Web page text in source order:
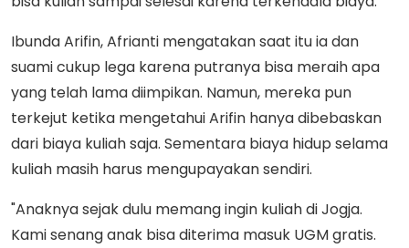
Ibunda Arifin, Afrianti mengatakan saat itu ia dan
suami cukup lega karena putranya bisa meraih apa
yang telah lama diimpikan. Namun, mereka pun
terkejut ketika mengetahui Arifin hanya dibebaskan
dari biaya kuliah saja. Sementara biaya hidup selama
kuliah masih harus mengupayakan sendiri.
"Anaknya sejak dulu memang ingin kuliah di Jogja.
Kami senang anak bisa diterima masuk UGM gratis.